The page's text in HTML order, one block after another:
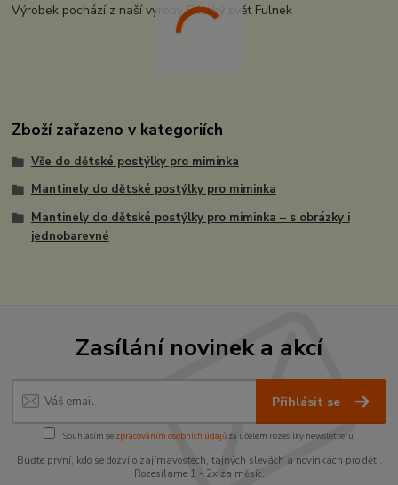
Výrobek pochází z naší výroby Dětský svět Fulnek
Zboží zařazeno v kategoriích
Vše do dětské postýlky pro miminka
Mantinely do dětské postýlky pro miminka
Mantinely do dětské postýlky pro miminka – s obrázky i
jednobarevné
Zasílání novinek a akcí
Přihlásit se
Souhlasím se zpracováním osobních údajůza účelem rozesílky newsletteru.
Buďte první, kdo se dozví o zajímavostech, tajných slevách a novinkách pro děti.
Rozesíláme 1 - 2x za měsíc.